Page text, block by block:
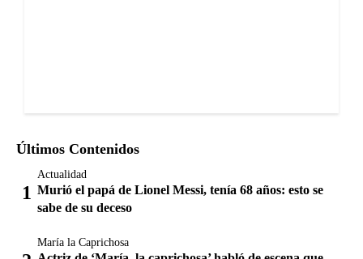
Últimos Contenidos
Actualidad
Murió el papá de Lionel Messi, tenía 68 años: esto se
sabe de su deceso
María la Caprichosa